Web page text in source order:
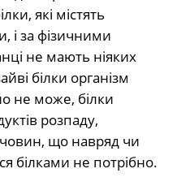
які містять
і за фізичними
не мають ніяких
білки організм
не може, білки
розпаду,
що навряд чи
білками не потрібно.